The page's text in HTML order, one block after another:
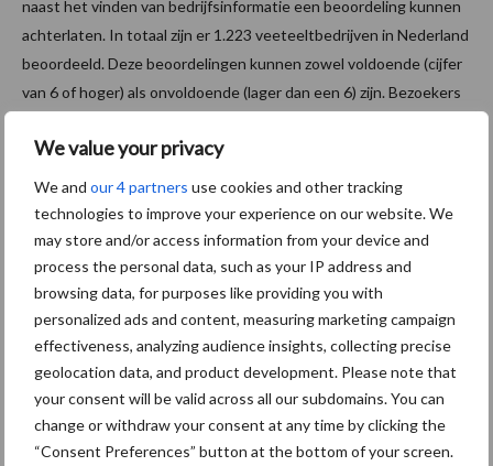
We value your privacy
We and our 4 partners use cookies and other tracking
technologies to improve your experience on our website. We
may store and/or access information from your device and
process the personal data, such as your IP address and
browsing data, for purposes like providing you with
personalized ads and content, measuring marketing campaign
effectiveness, analyzing audience insights, collecting precise
geolocation data, and product development. Please note that
your consent will be valid across all our subdomains. You can
change or withdraw your consent at any time by clicking the
“Consent Preferences” button at the bottom of your screen.
naast het vinden van bedrijfsinformatie een beoordeling kunnen
achterlaten. In totaal zijn er 1.223 veeteeltbedrijven in Nederland
beoordeeld. Deze beoordelingen kunnen zowel voldoende (cijfer
van 6 of hoger) als onvoldoende (lager dan een 6) zijn. Bezoekers
en prijs/kwaliteit verhouding van het bedrijf. Zij hebben daarnaast
de mogelijkheid om een geschreven beoordeling toe te voegen.
Bron: Telefoonboek.nl
Aanbevolen voor jou!
Grondstoffenmarkt blijft
grillig: droogte en
geopolitiek houden handel
in de greep